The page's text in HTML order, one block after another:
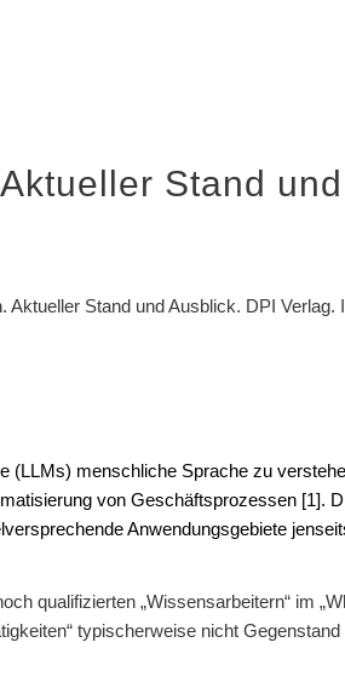
Stand
Stand und Ausblick. DPI Verlag.
(LLMs) menschliche Sprache zu
von Geschäftsprozessen [1].
Anwendungsgebiete
qualifizierten „Wissensarbeitern“ im
typischerweise nicht Gegenstand